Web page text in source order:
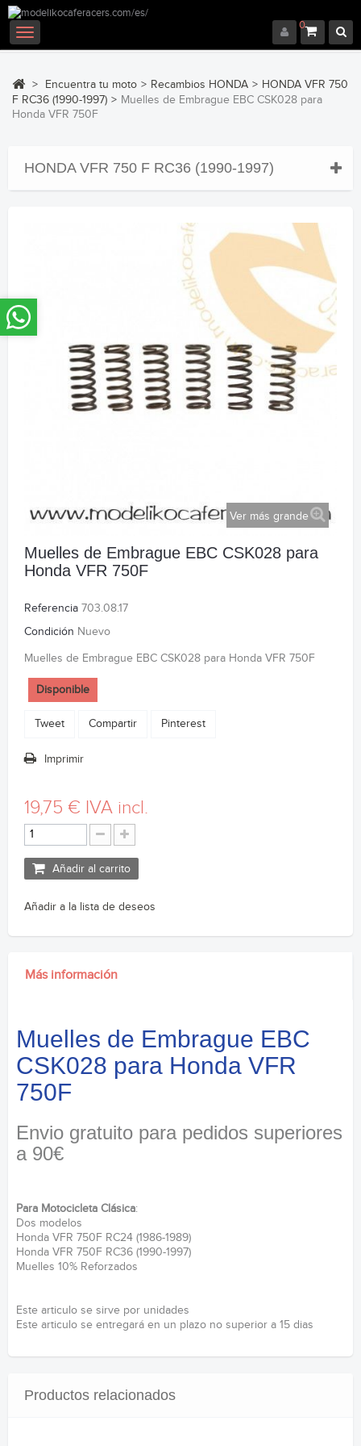
0
Navegación
Toggle
> Encuentra tu moto > Recambios HONDA > HONDA VFR 750
F RC36 (1990-1997) > Muelles de Embrague EBC CSK028 para
Honda VFR 750F
HONDA VFR 750 F RC36 (1990-1997)
Ver más grande
Muelles de Embrague EBC CSK028 para
Honda VFR 750F
Referencia 703.08.17
Condición Nuevo
Muelles de Embrague EBC CSK028 para Honda VFR 750F
Disponible
Tweet Compartir Pinterest
Imprimir
19,75 € IVA incl.
Añadir al carrito
Añadir a la lista de deseos
Más información
Muelles de Embrague EBC
CSK028 para Honda VFR
750F
Envio gratuito para pedidos superiores
a 90€
Para Motocicleta Clásica:
Dos modelos
Honda VFR 750F RC24 (1986-1989)
Honda VFR 750F RC36 (1990-1997)
Muelles 10% Reforzados
Este articulo se sirve por unidades
Este articulo se entregará en un plazo no superior a 15 dias
Productos relacionados